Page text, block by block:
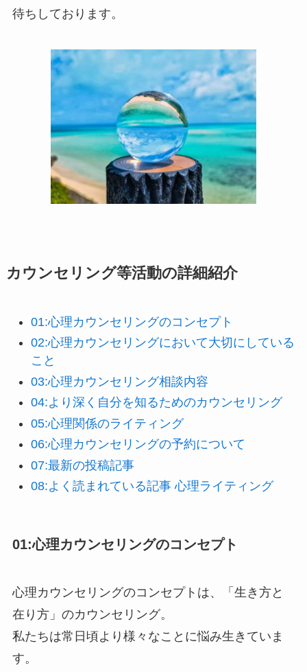
待ちしております。
カウンセリング等活動の詳細紹介
01:心理カウンセリングのコンセプト
02:心理カウンセリングにおいて大切にしている
こと
03:心理カウンセリング相談内容
04:より深く自分を知るためのカウンセリング
05:心理関係のライティング
06:心理カウンセリングの予約について
07:最新の投稿記事
08:よく読まれている記事 心理ライティング
01:心理カウンセリングのコンセプト
心理カウンセリングのコンセプトは、「生き方と
在り方」のカウンセリング。
私たちは常日頃より様々なことに悩み生きていま
す。